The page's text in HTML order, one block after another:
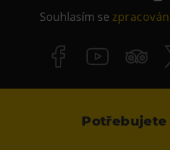
Souhlasím se
Potřebujete